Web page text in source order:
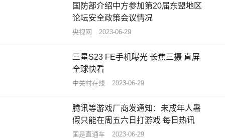
国防部介绍中方参加第20届东盟地区
论坛安全政策会议情况
央视网 2023-06-29
三星S23 FE手机曝光 长焦三摄 直屏
全球快看
中关村在线 2023-06-29
腾讯等游戏厂商发通知：未成年人暑
假只能在周五六日打游戏 每日热讯
国是直通车 2023-06-29